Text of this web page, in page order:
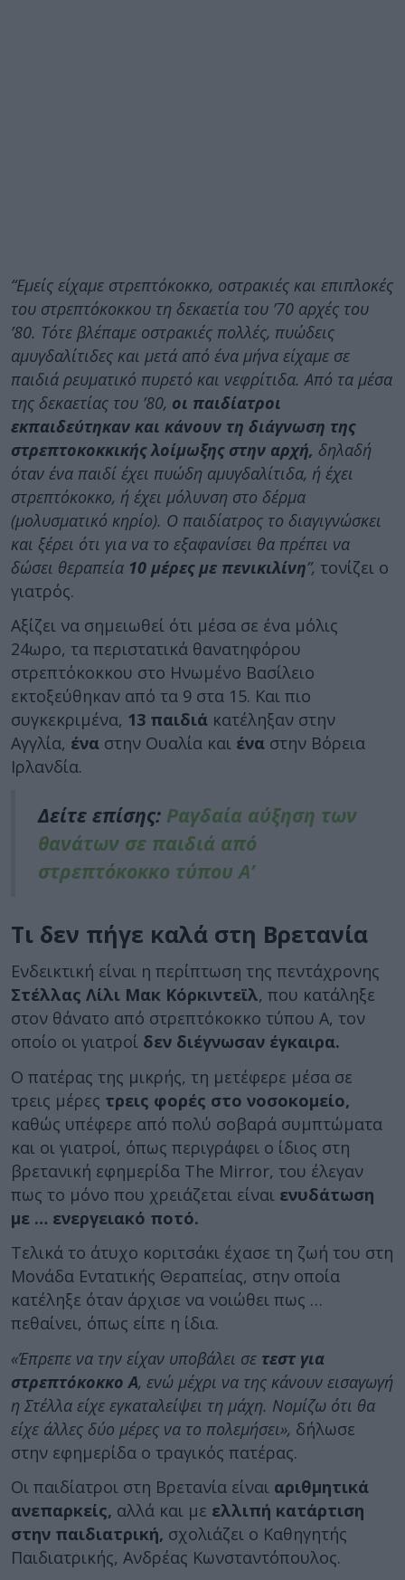
“Εμείς είχαμε στρεπτόκοκκο, οστρακιές και επιπλοκές
του στρεπτόκοκκου τη δεκαετία του ’70 αρχές του
’80. Τότε βλέπαμε οστρακιές πολλές, πυώδεις
αμυγδαλίτιδες και μετά από ένα μήνα είχαμε σε
παιδιά ρευματικό πυρετό και νεφρίτιδα. Από τα μέσα
της δεκαετίας του ’80, οι παιδίατροι
εκπαιδεύτηκαν και κάνουν τη διάγνωση της
στρεπτοκοκκικής λοίμωξης στην αρχή, δηλαδή
όταν ένα παιδί έχει πυώδη αμυγδαλίτιδα, ή έχει
στρεπτόκοκκο, ή έχει μόλυνση στο δέρμα
(μολυσματικό κηρίο). Ο παιδίατρος το διαγιγνώσκει
και ξέρει ότι για να το εξαφανίσει θα πρέπει να
δώσει θεραπεία 10 μέρες με πενικιλίνη”, τονίζει ο
γιατρός.
Αξίζει να σημειωθεί ότι μέσα σε ένα μόλις
24ωρο, τα περιστατικά θανατηφόρου
στρεπτόκοκκου στο Ηνωμένο Βασίλειο
εκτοξεύθηκαν από τα 9 στα 15. Και πιο
συγκεκριμένα, 13 παιδιά κατέληξαν στην
Αγγλία, ένα στην Ουαλία και ένα στην Βόρεια
Ιρλανδία.
Δείτε επίσης: Ραγδαία αύξηση των
θανάτων σε παιδιά από
στρεπτόκοκκο τύπου Α’
Τι δεν πήγε καλά στη Βρετανία
Ενδεικτική είναι η περίπτωση της πεντάχρονης
Στέλλας Λίλι Μακ Κόρκιντεϊλ, που κατάληξε
στον θάνατο από στρεπτόκοκκο τύπου Α, τον
οποίο οι γιατροί δεν διέγνωσαν έγκαιρα.
Ο πατέρας της μικρής, τη μετέφερε μέσα σε
τρεις μέρες τρεις φορές στο νοσοκομείο,
καθώς υπέφερε από πολύ σοβαρά συμπτώματα
και οι γιατροί, όπως περιγράφει ο ίδιος στη
βρετανική εφημερίδα The Mirror, του έλεγαν
πως το μόνο που χρειάζεται είναι ενυδάτωση
με … ενεργειακό ποτό.
Τελικά το άτυχο κοριτσάκι έχασε τη ζωή του στη
Μονάδα Εντατικής Θεραπείας, στην οποία
κατέληξε όταν άρχισε να νοιώθει πως …
πεθαίνει, όπως είπε η ίδια.
«Έπρεπε να την είχαν υποβάλει σε τεστ για
στρεπτόκοκκο Α, ενώ μέχρι να της κάνουν εισαγωγή
η Στέλλα είχε εγκαταλείψει τη μάχη. Νομίζω ότι θα
είχε άλλες δύο μέρες να το πολεμήσει», δήλωσε
στην εφημερίδα ο τραγικός πατέρας.
Οι παιδίατροι στη Βρετανία είναι αριθμητικά
ανεπαρκείς, αλλά και με ελλιπή κατάρτιση
στην παιδιατρική, σχολιάζει ο Καθηγητής
Παιδιατρικής, Ανδρέας Κωνσταντόπουλος.